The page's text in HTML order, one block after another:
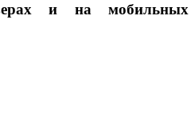
и на мобильных